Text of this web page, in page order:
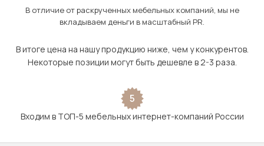
В отличие от раскрученных мебельных компаний, мы не
вкладываем деньги в масштабный PR.
В итоге цена на нашу продукцию ниже, чем у конкурентов.
Некоторые позиции могут быть дешевле в 2-3 раза.
5
Входим в ТОП-5 мебельных интернет-компаний России